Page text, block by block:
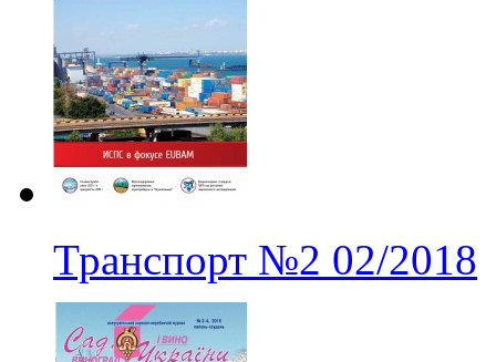
Транспорт №2 02/2018